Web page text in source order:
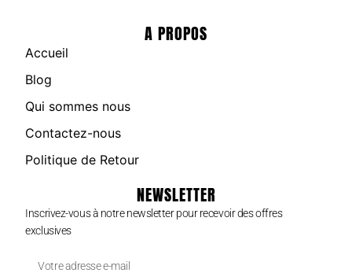
A PROPOS
Accueil
Blog
Qui sommes nous
Contactez-nous
Politique de Retour
NEWSLETTER
Inscrivez-vous à notre newsletter pour recevoir des offres
exclusives